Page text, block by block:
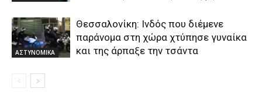
ΑΣΤΥΝΟΜΙΚΑ
Θεσσαλονίκη: Ινδός που διέμενε
παράνομα στη χώρα χτύπησε γυναίκα
και της άρπαξε την τσάντα